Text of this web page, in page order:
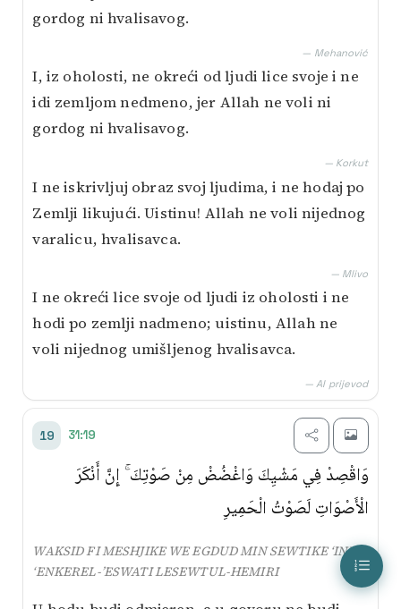
gordog ni hvalisavog.
— Mehanović
I, iz oholosti, ne okreći od ljudi lice svoje i ne
idi zemljom nedmeno, jer Allah ne voli ni
gordog ni hvalisavog.
— Korkut
I ne iskrivljuj obraz svoj ljudima, i ne hodaj po
Zemlji likujući. Uistinu! Allah ne voli nijednog
varalicu, hvalisavca.
— Mlivo
I ne okreći lice svoje od ljudi iz oholosti i ne
hodi po zemlji nadmeno; uistinu, Allah ne
voli nijednog umišljenog hvalisavca.
— AI prijevod
19 31:19
وَاقْصِدْ فِي مَشْيِكَ وَاغْضُضْ مِنْ صَوْتِكَ ۚ إِنَّ أَنْكَرَ
الْأَصْوَاتِ لَصَوْتُ الْحَمِيرِ
WAKSID FI MESHJIKE WE EGDUD MIN SEWTIKE ‘INNE
‘ENKEREL-’ESWATI LESEWTUL-HEMIRI